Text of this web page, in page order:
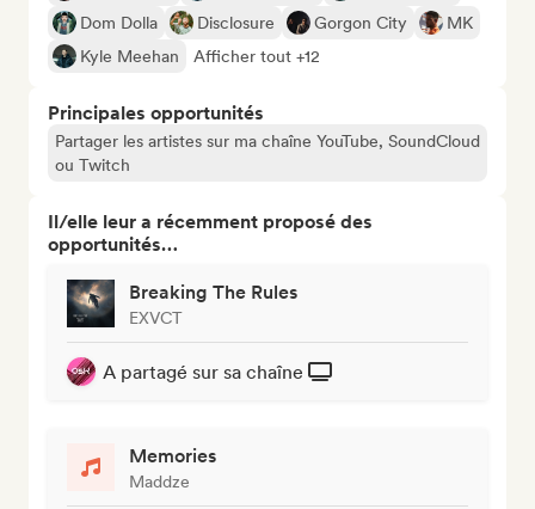
Dom Dolla
Disclosure Gorgon City
MK
Kyle Meehan
Afficher tout +12
Principales opportunités
Partager les artistes sur ma chaîne YouTube, SoundCloud
ou Twitch
Il/elle leur a récemment proposé des
opportunités…
Breaking The Rules
EXVCT
A partagé sur sa chaîne
Memories
Maddze